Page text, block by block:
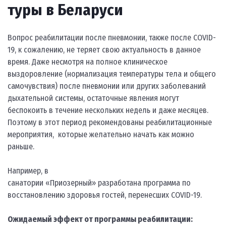
туры в Беларуси
Вопрос реабилитации после пневмонии, также после COVID-
19, к сожалению, не теряет свою актуальность в данное
время. Даже несмотря на полное клиническое
выздоровление (нормализация температуры тела и общего
самочувствия) после пневмонии или других заболеваний
дыхательной системы, остаточные явления могут
беспокоить в течение нескольких недель и даже месяцев.
Поэтому в этот период рекомендованы реабилитационные
мероприятия, которые желательно начать как можно
раньше.
Например, в
санатории «Приозерный» разработана программа по
восстановлению здоровья гостей, перенесших COVID-19.
Ожидаемый эффект от программы реабилитации: